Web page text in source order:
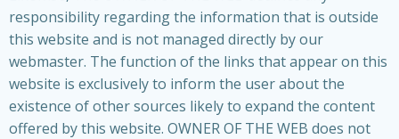
responsibility regarding the information that is outside
this website and is not managed directly by our
webmaster. The function of the links that appear on this
website is exclusively to inform the user about the
existence of other sources likely to expand the content
offered by this website. OWNER OF THE WEB does not